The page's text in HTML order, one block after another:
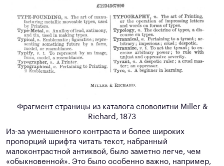
Фрагмент страницы из каталога словолитни Miller &
Richard, 1873
Из-за уменьшенного контраста и более широких
пропорций шрифта читать текст, набранный
малоконтрастной антиквой, было заметно легче, чем
«обыкновенной». Это было особенно важно, например,